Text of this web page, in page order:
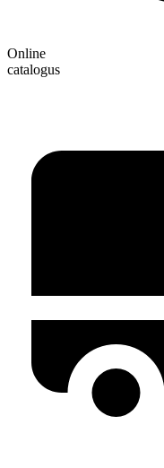
Online
catalogus